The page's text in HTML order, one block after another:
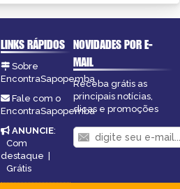
LINKS RÁPIDOS
Sobre
EncontraSapopemba
Fale com o
EncontraSapopemba
ANUNCIE:
Com
destaque |
Grátis
NOVIDADES POR E-
MAIL
Receba grátis as
principais notícias,
dicas e promoções